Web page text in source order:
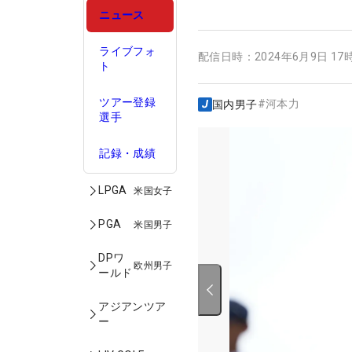
ニュース
ライブフォ
ト
ツアー登録
選手
記録・成績
LPGA 米国女子
PGA 米国男子
DPワ
ールド
欧州男子
アジアンツア
ー
配信日時： 2024年6月9日 17
国内男子#河本力